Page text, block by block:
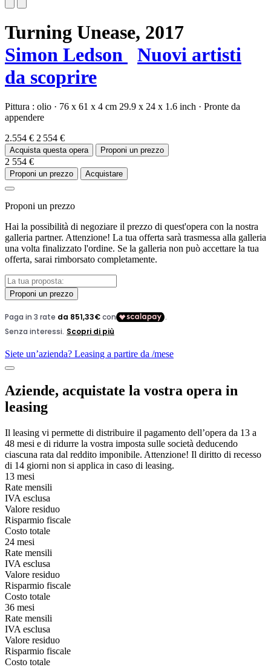
Turning Unease, 2017
Simon Ledson
Nuovi artisti
da scoprire
Pittura : olio · 76 x 61 x 4 cm 29.9 x 24 x 1.6 inch · Pronte da
appendere
2.554 € 2 554 €
Acquista questa opera Proponi un prezzo
2 554 €
Proponi un prezzo Acquistare
Proponi un prezzo
Hai la possibilità di negoziare il prezzo di quest'opera con la nostra
galleria partner. Attenzione! La tua offerta sarà trasmessa alla galleria
una volta finalizzato l'ordine. Se la galleria non può accettare la tua
offerta, sarai rimborsato completamente.
Proponi un prezzo
Siete un’azienda? Leasing a partire da /mese
Aziende, acquistate la vostra opera in
leasing
Il leasing vi permette di distribuire il pagamento dell’opera da 13 a
48 mesi e di ridurre la vostra imposta sulle società deducendo
ciascuna rata dal reddito imponibile. Attenzione! Il diritto di recesso
di 14 giorni non si applica in caso di leasing.
13 mesi
Rate mensili
IVA esclusa
Valore residuo
Risparmio fiscale
Costo totale
24 mesi
Rate mensili
IVA esclusa
Valore residuo
Risparmio fiscale
Costo totale
36 mesi
Rate mensili
IVA esclusa
Valore residuo
Risparmio fiscale
Costo totale